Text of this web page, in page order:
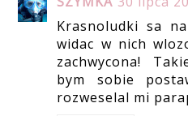
Krasnoludki sa
widac w nich
zachwycona!
bym sobie
rozweselal mi